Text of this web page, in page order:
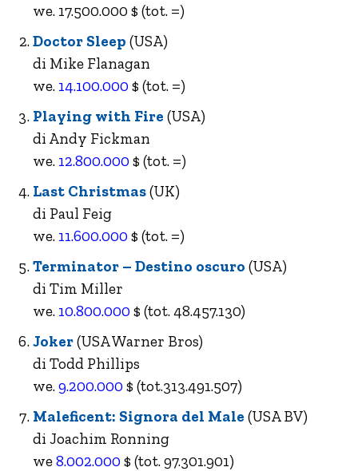
we. 17.500.000 $ (tot. =)
Doctor Sleep (USA)
di Mike Flanagan
we. 14.100.000 $ (tot. =)
Playing with Fire (USA)
di Andy Fickman
we. 12.800.000 $ (tot. =)
Last Christmas(UK)
di Paul Feig
we. 11.600.000 $ (tot. =)
Terminator – Destino oscuro (USA)
di Tim Miller
we. 10.800.000 $ (tot. 48.457.130)
Joker(USA Warner Bros)
di Todd Phillips
we.9.200.000 $ (tot.313.491.507)
Maleficent: Signora del Male (USA BV)
di Joachim Ronning
we8.002.000 $ (tot. 97.301.901)